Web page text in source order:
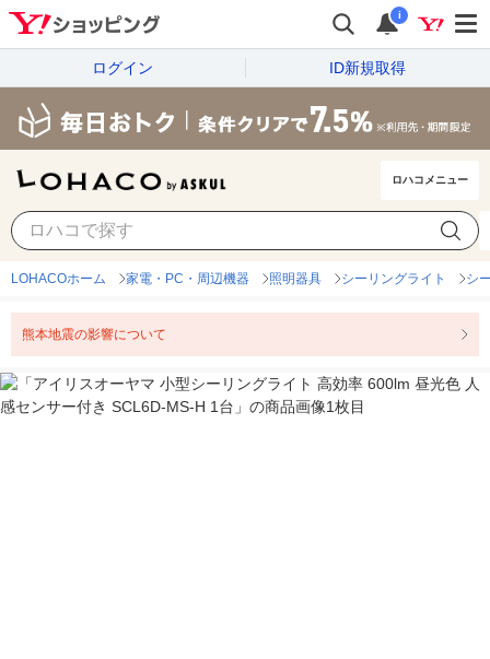
i
ログイン ID新規取得
ロハコメニュー
LOHACOホーム 家電・PC・周辺機器 照明器具 シーリングライト シ
熊本地震の影響について